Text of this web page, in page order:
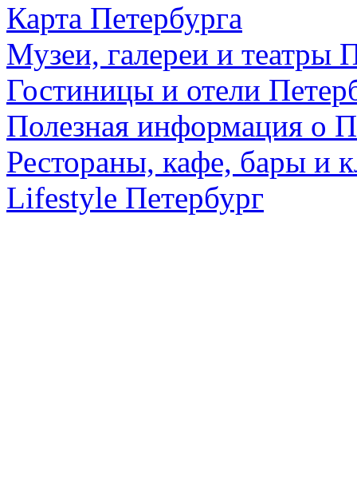
Карта Петербурга
Музеи, галереи и театры
Гостиницы и отели
Полезная информация о
Рестораны, кафе, бары и
Lifestyle Петербург